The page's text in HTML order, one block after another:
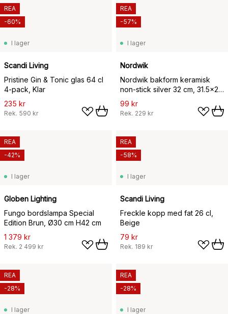
I lager
Scandi Living
Pristine Gin & Tonic glas 64 cl
4-pack, Klar
235 kr
Rek. 590 kr
REA
-60%
I lager
Nordwik
Nordwik bakform keramisk
non-stick silver 32 cm, 31.5x20
cm
99 kr
Rek. 229 kr
REA
-57%
I lager
Globen Lighting
Fungo bordslampa Special
Edition Brun, Ø30 cm H42 cm
1 379 kr
Rek. 2 499 kr
REA
-42%
I lager
Scandi Living
Freckle kopp med fat 26 cl,
Beige
79 kr
Rek. 189 kr
REA
-58%
I lager
REA
-28%
I lager
REA
-28%